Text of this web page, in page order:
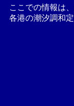
ここでの情報は
各港の潮汐調和